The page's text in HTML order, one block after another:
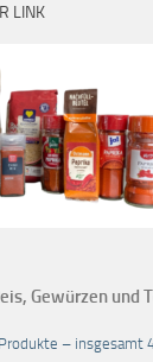
LINK
Gewürzen und
– insgesamt